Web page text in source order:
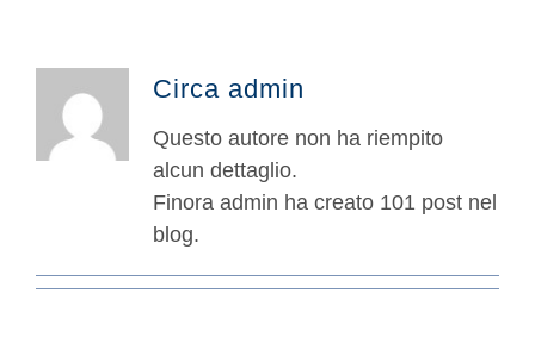
Circa admin
Questo autore non ha riempito
alcun dettaglio.
Finora admin ha creato 101 post nel
blog.